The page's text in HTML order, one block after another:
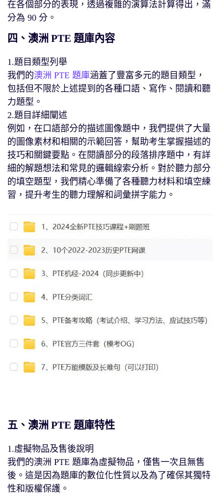
在各個部分的表現，透過複雜的演算法計算得出，滿
分為 90 分。
四、澳洲 PTE 題庫內容
1.題目類型列舉
我們的澳洲 PTE 題庫涵蓋了豐富多元的題目類型，
包括但不限於上述提到的各種口語、寫作、閱讀和聽
力題型。
2.題目詳細闡述
例如，在口語部分的描述圖像題中，我們提供了大量
的圖像素材和相關的示範回答，幫助考生掌握描述的
技巧和關鍵要點。在閱讀部分的段落排序題中，有詳
細的解題想法和常見的邏輯線索分析。對於聽力部分
的填空題型，我們精心準備了各種聽力材料和填空練
習，提升考生的聽力理解和詞彙拼字能力。
五、澳洲 PTE 題庫特性
1.虛擬物品及售後說明
我們的澳洲 PTE 題庫為虛擬物品，僅售一次且無售
後。這是因為題庫的數位化性質以及為了確保其獨特
性和版權保護。